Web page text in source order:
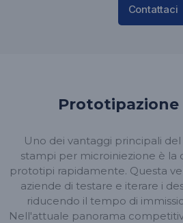
Contattaci
Prototipazione
Uno dei vantaggi principali del
stampi per microiniezione è la
prototipi rapidamente. Questa
aziende di testare e iterare i
riducendo il tempo di
Nell'attuale panorama